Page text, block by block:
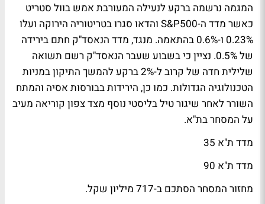
המגמה נרשמה ברקע לנעילה המעורבת אמש בוול סטריט
כאשר מדד ה-S&P500 והדאו סגרו בטריטוריה הירוקה ועלו
0.23% ו-0.6% בהתאמה. מנגד, מדד הנאסד"ק חתם בירידה
של 0.5%. נציין כי בשבוע שעבר הנאסד"ק רשם תשואה
שלילית חדה של קרוב ל-2% ברקע להמשך התיקון במניות
הטכנולוגיה הגדולות. כמו כן, הירידות בבורסות אסיה והמתח
השורר לאחר שיגור טיל בליסטי נוסף מצד צפון קוריאה מעיב
על המסחר בת"א.
מדד ת"א 35
מדד ת"א 90
מחזור המסחר הסתכם ב-717 מיליון שקל.